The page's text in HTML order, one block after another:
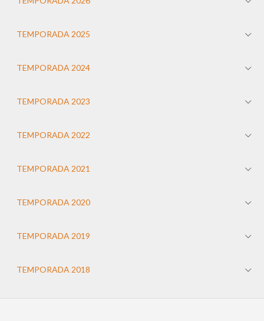
TEMPORADA 2025
TEMPORADA 2024
TEMPORADA 2023
TEMPORADA 2022
TEMPORADA 2021
TEMPORADA 2020
TEMPORADA 2019
TEMPORADA 2018